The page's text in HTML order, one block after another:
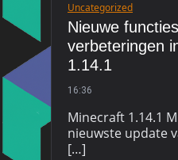
Uncategorized
Nieuwe
verbeteringen
1.14.1
16:36
Minecraft 1.14.1
nieuwste update
[…]